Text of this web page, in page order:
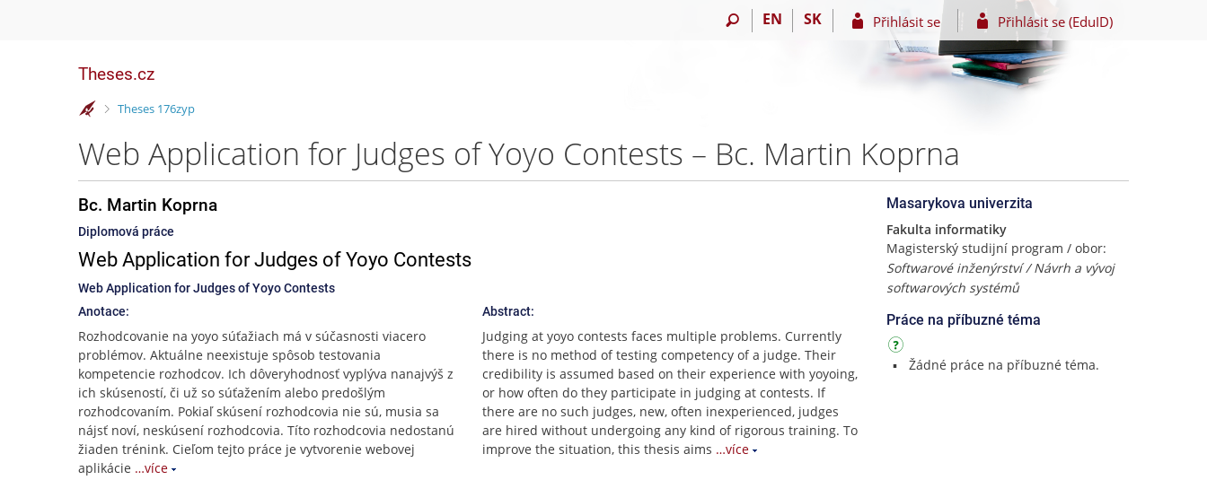
EN SK Přihlásit se Přihlásit se (EduID)
Theses.cz
>
Theses 176zyp
Web Application for Judges of Yoyo Contests – Bc. Martin Koprna
Bc. Martin Koprna
Diplomová práce
Web Application for Judges of Yoyo Contests
Web Application for Judges of Yoyo Contests
Anotace:
Rozhodcovanie na yoyo súťažiach má v súčasnosti viacero
problémov. Aktuálne neexistuje spôsob testovania
kompetencie rozhodcov. Ich dôveryhodnosť vyplýva nanajvýš z
ich skúseností, či už so súťažením alebo predošlým
rozhodcovaním. Pokiaľ skúsení rozhodcovia nie sú, musia sa
nájsť noví, neskúsení rozhodcovia. Títo rozhodcovia nedostanú
žiaden trénink. Cieľom tejto práce je vytvorenie webovej
aplikácie …více
Abstract:
Judging at yoyo contests faces multiple problems. Currently
there is no method of testing competency of a judge. Their
credibility is assumed based on their experience with yoyoing,
or how often do they participate in judging at contests. If
there are no such judges, new, often inexperienced, judges
are hired without undergoing any kind of rigorous training. To
improve the situation, this thesis aims …více
Masarykova univerzita
Fakulta informatiky
Magisterský studijní program / obor:
Softwarové inženýrství / Návrh a vývoj
softwarových systémů
Práce na příbuzné téma
Žádné práce na příbuzné téma.